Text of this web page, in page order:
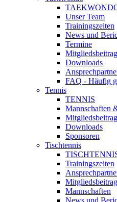
Unser Team
Trainingszeiten
News und
Termine
Mitgliedsbeitrag
Downloads
FAQ - Häufig
Tennis
TENNIS
Mannschaften
Mitgliedsbeitrag
Downloads
Sponsoren
Tischtennis
Trainingszeiten
Mitgliedsbeitrag
Mannschaften
News und